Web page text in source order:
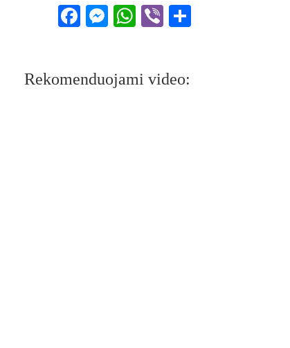
Facebook
Messenger
WhatsApp
Viber
Rekomenduojami video: